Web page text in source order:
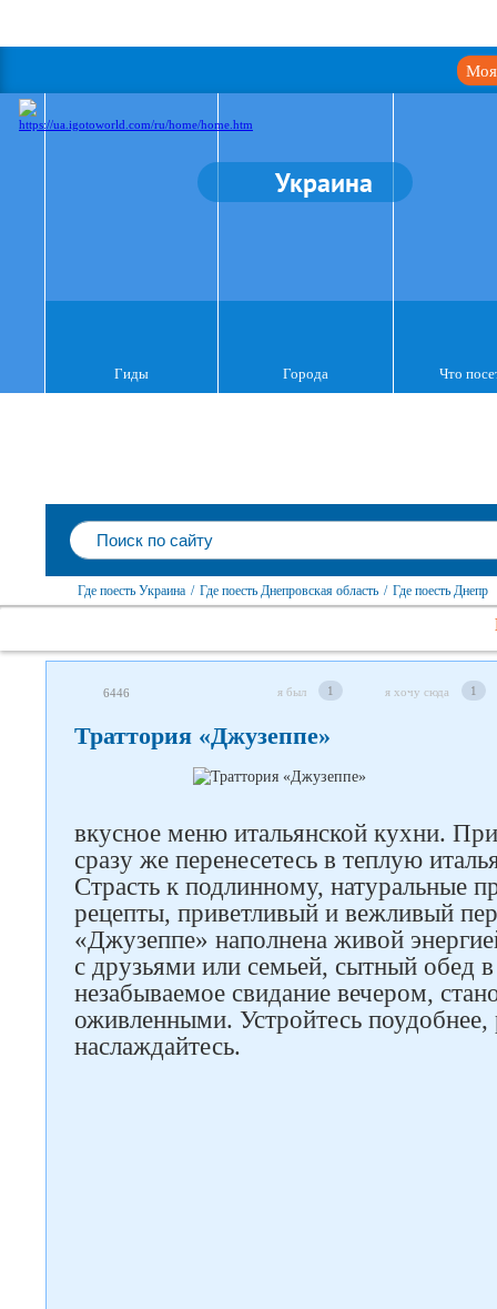
Моя
Украина
Гиды Города Что
Где поесть Украина / Где поесть Днепровская область / Где поесть Днепр
6446 я был 1 я хочу сюда 1
Траттория «Джузеппе»
вкусное меню итальянской кухни.
сразу же перенесетесь в теплую
Страсть к подлинному, натуральные
рецепты, приветливый и вежливый
«Джузеппе» наполнена живой
с друзьями или семьей, сытный обед
незабываемое свидание вечером,
оживленными. Устройтесь поудобнее,
наслаждайтесь.
Следите за нами в соцсетях